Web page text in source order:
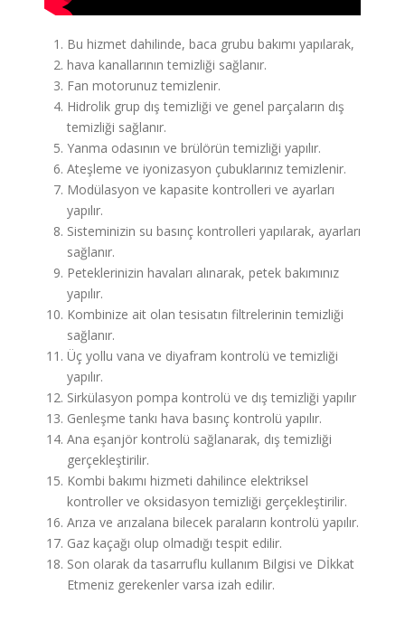
Bu hizmet dahilinde, baca grubu bakımı yapılarak,
hava kanallarının temizliği sağlanır.
Fan motorunuz temizlenir.
Hidrolik grup dış temizliği ve genel parçaların dış
temizliği sağlanır.
Yanma odasının ve brülörün temizliği yapılır.
Ateşleme ve iyonizasyon çubuklarınız temizlenir.
Modülasyon ve kapasite kontrolleri ve ayarları
yapılır.
Sisteminizin su basınç kontrolleri yapılarak, ayarları
sağlanır.
Peteklerinizin havaları alınarak, petek bakımınız
yapılır.
Kombinize ait olan tesisatın filtrelerinin temizliği
sağlanır.
Üç yollu vana ve diyafram kontrolü ve temizliği
yapılır.
Sirkülasyon pompa kontrolü ve dış temizliği yapılır
Genleşme tankı hava basınç kontrolü yapılır.
Ana eşanjör kontrolü sağlanarak, dış temizliği
gerçekleştirilir.
Kombi bakımı hizmeti dahilince elektriksel
kontroller ve oksidasyon temizliği gerçekleştirilir.
Arıza ve arızalana bilecek paraların kontrolü yapılır.
Gaz kaçağı olup olmadığı tespit edilir.
Son olarak da tasarruflu kullanım Bilgisi ve Dİkkat
Etmeniz gerekenler varsa izah edilir.